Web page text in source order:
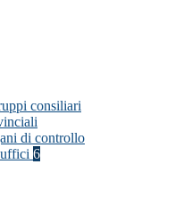
consiliari
di controllo
6